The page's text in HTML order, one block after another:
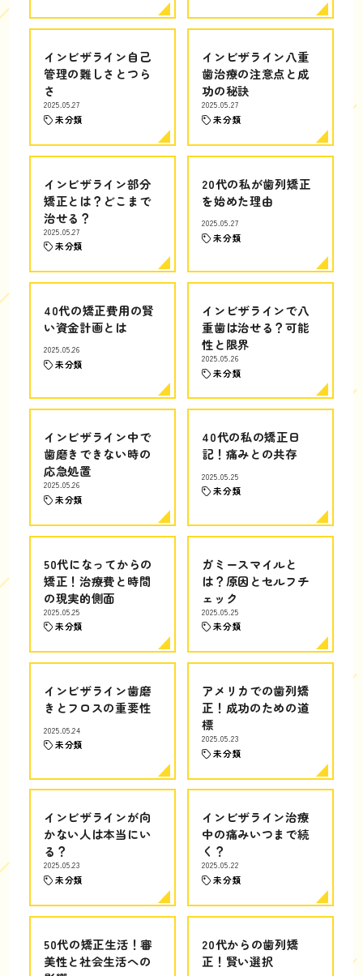
インビザライン自己
管理の難しさとつら
さ
2025.05.27
未分類
インビザライン八重
歯治療の注意点と成
功の秘訣
2025.05.27
未分類
インビザライン部分
矯正とは？どこまで
治せる？
2025.05.27
未分類
20代の私が歯列矯正
を始めた理由
2025.05.27
未分類
40代の矯正費用の賢
い資金計画とは
2025.05.26
未分類
インビザラインで八
重歯は治せる？可能
性と限界
2025.05.26
未分類
インビザライン中で
歯磨きできない時の
応急処置
2025.05.26
未分類
40代の私の矯正日
記！痛みとの共存
2025.05.25
未分類
50代になってからの
矯正！治療費と時間
の現実的側面
2025.05.25
未分類
ガミースマイルと
は？原因とセルフチ
ェック
2025.05.25
未分類
インビザライン歯磨
きとフロスの重要性
2025.05.24
未分類
アメリカでの歯列矯
正！成功のための道
標
2025.05.23
未分類
インビザラインが向
かない人は本当にい
る？
2025.05.23
未分類
インビザライン治療
中の痛みいつまで続
く？
2025.05.22
未分類
50代の矯正生活！審
美性と社会生活への
20代からの歯列矯
正！賢い選択